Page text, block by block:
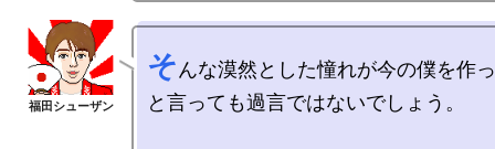
そんな漠然とした憧れが今の僕を作
と言っても過言ではないでしょう。